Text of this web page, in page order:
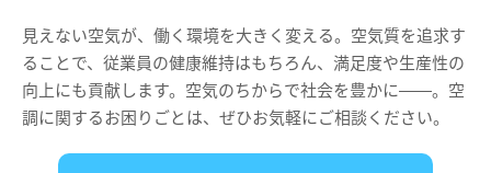
見えない空気が、働く環境を大きく変える。空気質を追求す
ることで、従業員の健康維持はもちろん、満足度や生産性の
向上にも貢献します。空気のちからで社会を豊かに――。空
調に関するお困りごとは、ぜひお気軽にご相談ください。